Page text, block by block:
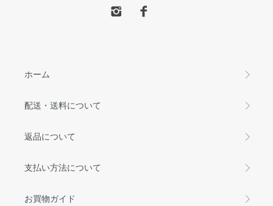
ホーム
配送・送料について
返品について
支払い方法について
お買物ガイド